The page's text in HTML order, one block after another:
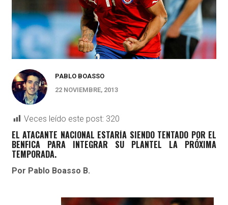
PABLO BOASSO
22 NOVIEMBRE, 2013
Veces leído este post: 320
EL ATACANTE NACIONAL ESTARÍA SIENDO TENTADO POR EL
BENFICA PARA INTEGRAR SU PLANTEL LA PRÓXIMA
TEMPORADA.
Por Pablo Boasso B.